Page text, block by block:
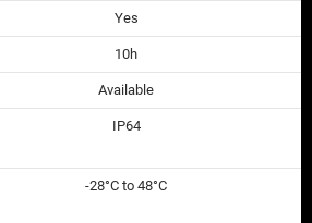
Yes
10h
Available
IP64
-28°C to 48°C